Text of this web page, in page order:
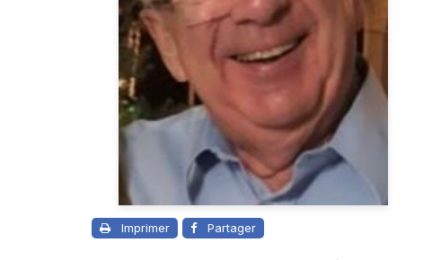
Imprimer Partager